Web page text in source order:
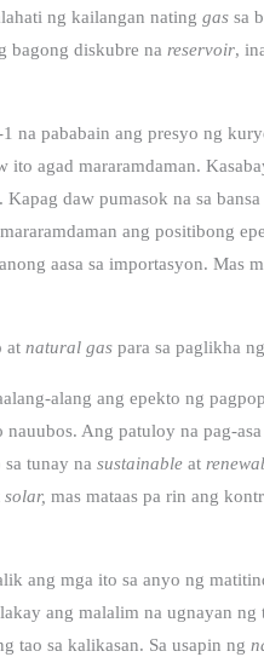
ng kailangan nating gas sa
bagong diskubre na reservoir,
na pababain ang presyo ng
agad mararamdaman.
. Kapag daw pumasok na sa
ang positibong
aasa sa importasyon. Mas
at natural gas para sa paglikha
alang ang epekto ng
nauubos. Ang patuloy na pag-
tunay na sustainable at
solar, mas mataas pa rin ang
ang mga ito sa anyo ng
ang malalim na ugnayan ng
tao sa kalikasan. Sa usapin ng